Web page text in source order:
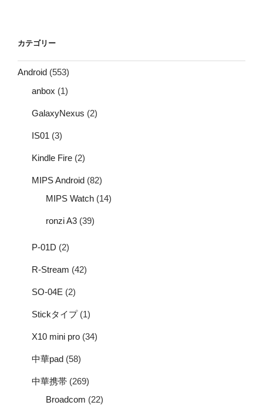
カテゴリー
Android (553)
anbox (1)
GalaxyNexus (2)
IS01 (3)
Kindle Fire (2)
MIPS Android (82)
MIPS Watch (14)
ronzi A3 (39)
P-01D (2)
R-Stream (42)
SO-04E (2)
Stickタイプ(1)
X10 mini pro (34)
中華pad (58)
中華携帯 (269)
Broadcom (22)